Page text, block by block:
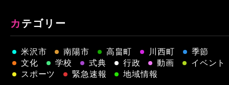
カテゴリー
米沢市 南陽市 高畠町 川西町
季節
文化
学校 式典 行政 動画
イベント
スポーツ
緊急速報 地域情報